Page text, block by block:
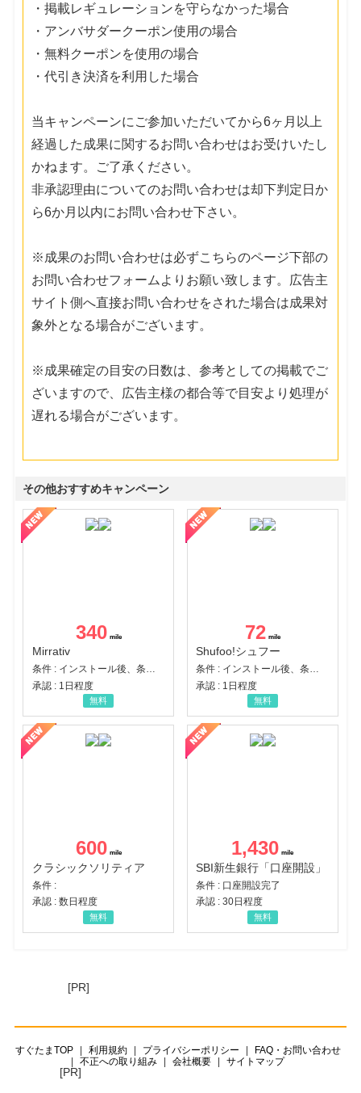
・掲載レギュレーションを守らなかった場合
・アンバサダークーポン使用の場合
・無料クーポンを使用の場合
・代引き決済を利用した場合
当キャンペーンにご参加いただいてから6ヶ月以上
経過した成果に関するお問い合わせはお受けいたし
かねます。ご了承ください。
非承認理由についてのお問い合わせは却下判定日か
ら6か月以内にお問い合わせ下さい。
※成果のお問い合わせは必ずこちらのページ下部の
お問い合わせフォームよりお願い致します。広告主
サイト側へ直接お問い合わせをされた場合は成果対
象外となる場合がございます。
※成果確定の目安の日数は、参考としての掲載でご
ざいますので、広告主様の都合等で目安より処理が
遅れる場合がございます。
その他おすすめキャンペーン
340
Mirrativ
条件 : インストール後、条件達成
承認 : 1日程度
無料
72
Shufoo!シュフー
条件 : インストール後、条件達成
承認 : 1日程度
無料
600
クラシックソリティア
条件 :
承認 : 数日程度
無料
1,430
SBI新生銀行「口座開設」
条件 : 口座開設完了
承認 : 30日程度
無料
[PR]
すぐたまTOP 利用規約 プライバシーポリシー
FAQ・お問い合わせ
不正への取り組み
会社概要 サイトマップ
[PR]